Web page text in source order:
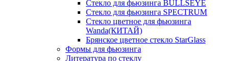
Стекло для фьюзинга BULLSEYE
Стекло для фьюзинга SPECTRUM
Стекло цветное для фьюзинга
Wanda(КИТАЙ)
Брянское цветное стекло StarGlass
Формы для фьюзинга
Литература по стеклу